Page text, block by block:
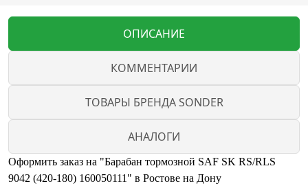
ОПИСАНИЕ
КОММЕНТАРИИ
ТОВАРЫ БРЕНДА SONDER
АНАЛОГИ
Оформить заказ на "Барабан тормозной SAF SK RS/RLS
9042 (420-180) 160050111" в Ростове на Дону